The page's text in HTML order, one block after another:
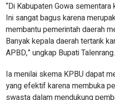
“Di Kabupaten Gowa
Ini sangat bagus karena
membantu pemerintah daerah
Banyak kepala daerah tertarik
APBD,” ungkap Bupati Talenrang.
Ia menilai skema KPBU dapat
yang efektif karena membuka
swasta dalam mendukung